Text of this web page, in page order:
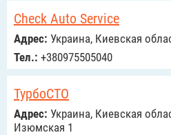
Check Auto Service
Адрес: Украина, Киевская
Тел.: +380975505040
ТурбоСТО
Адрес: Украина, Киевская
Изюмская 1